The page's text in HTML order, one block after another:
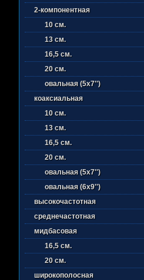
2-компонентная
10 см.
13 см.
16,5 см.
20 см.
овальная (5х7'')
коаксиальная
10 см.
13 см.
16,5 см.
20 см.
овальная (5х7'')
овальная (6х9'')
высокочастотная
среднечастотная
мидбасовая
16,5 см.
20 см.
широкополосная